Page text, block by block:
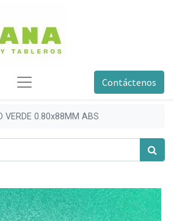
Contáctenos
VERDE 0.80x88MM ABS